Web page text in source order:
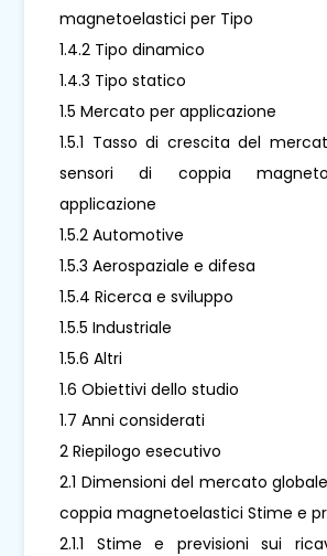
magnetoelastici per Tipo
1.4.2 Tipo dinamico
1.4.3 Tipo statico
1.5 Mercato per applicazione
1.5.1 Tasso di crescita del
sensori di coppia
applicazione
1.5.2 Automotive
1.5.3 Aerospaziale e difesa
1.5.4 Ricerca e sviluppo
1.5.5 Industriale
1.5.6 Altri
1.6 Obiettivi dello studio
1.7 Anni considerati
2 Riepilogo esecutivo
2.1 Dimensioni del mercato
coppia magnetoelastici Stime e
2.1.1 Stime e previsioni sui